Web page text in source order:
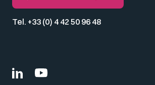
Tel. +33 (0) 4 42 50 96 48